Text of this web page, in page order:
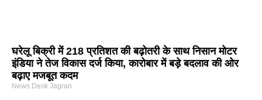
घरेलू बिक्री में 218 प्रतिशत की बढ़ोतरी के साथ निसान मोटर
इंडिया ने तेज विकास दर्ज किया, कारोबार में बड़े बदलाव की ओर
बढ़ाए मजबूत कदम
News Desk Jagran